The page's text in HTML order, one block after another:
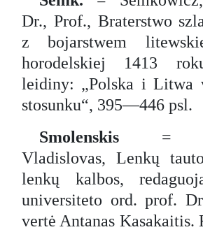
Dr., Prof., Braterstwo
z bojarstwem
horodelskiej 1413
leidiny: „Polska i Litwa
stosunku“, 395—446 psl.
Smolenskis =
Vladislovas, Lenkų
lenkų kalbos,
universiteto ord. prof.
vertė Antanas Kasakaitis.